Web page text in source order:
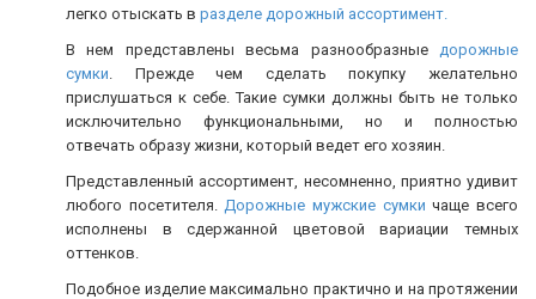
легко отыскать в разделе дорожный ассортимент.
В нем представлены весьма разнообразныедорожные
сумки . Прежде чем сделать покупку желательно
прислушаться к себе. Такие сумки должны быть не только
исключительно функциональными, но и полностью
отвечать образу жизни, который ведет его хозяин.
Представленный ассортимент, несомненно, приятно удивит
любого посетителя. Дорожные мужские сумки чаще всего
исполнены в сдержанной цветовой вариации темных
оттенков.
Подобное изделие максимально практично и на протяжении